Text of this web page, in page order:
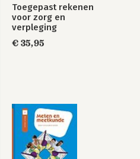
Toegepast rekenen
voor zorg en
verpleging
€ 35,95